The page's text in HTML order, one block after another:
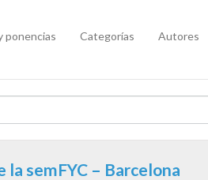
ponencias Categorías Autores
semFYC – Barcelona